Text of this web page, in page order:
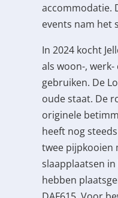
accommodatie.
events nam het
In 2024 kocht
als woon-,
gebruiken. De
oude staat. De
originele
heeft nog
twee pijpkooien
slaapplaatsen
hebben